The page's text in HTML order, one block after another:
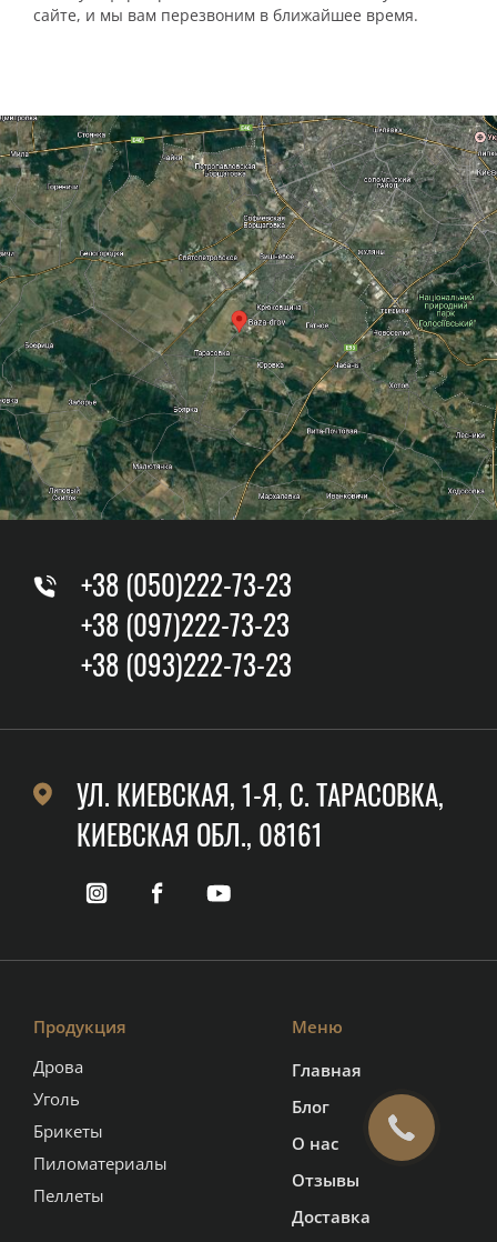
сайте, и мы вам перезвоним в ближайшее время.
+38 (050)222-73-23
+38 (097)222-73-23
+38 (093)222-73-23
УЛ. КИЕВСКАЯ, 1-Я, C. ТАРАСОВКА,
КИЕВСКАЯ ОБЛ., 08161
Продукция
Дрова
Уголь
Брикеты
Пиломатериалы
Пеллеты
Меню
Главная
Блог
О нас
Отзывы
Доставка